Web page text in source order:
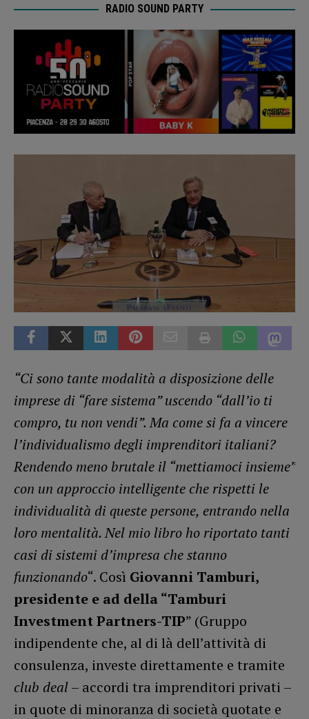
RADIO SOUND PARTY
“Ci sono tante modalità a disposizione delle
imprese di “fare sistema” uscendo “dall’io ti
compro, tu non vendi”. Ma come si fa a vincere
l’individualismo degli imprenditori italiani?
Rendendo meno brutale il “mettiamoci insieme”
con un approccio intelligente che rispetti le
individualità di queste persone, entrando nella
loro mentalità. Nel mio libro ho riportato tanti
casi di sistemi d’impresa che stanno
funzionando“. Così Giovanni Tamburi,
presidente e ad della “Tamburi
Investment Partners-TIP” (Gruppo
indipendente che, al di là dell’attività di
consulenza, investe direttamente e tramite
club deal– accordi tra imprenditori privati –
in quote di minoranza di società quotate e